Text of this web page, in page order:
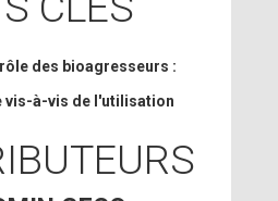
des bioagresseurs :
vis-à-vis de l'utilisation